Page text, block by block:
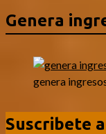
Genera
genera
Suscribete